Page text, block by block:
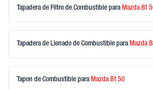
Tapadera de Filtro de Combustible para MazdaBt
Tapadera de Llenado de Combustible para Mazda
Tapon de Combustible para MazdaBt 50